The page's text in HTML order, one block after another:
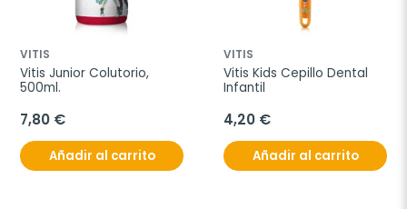
VITIS
Vitis Junior Colutorio,
500ml.
7,80 €
Añadir al carrito
VITIS
Vitis Kids Cepillo Dental
Infantil
4,20 €
Añadir al carrito